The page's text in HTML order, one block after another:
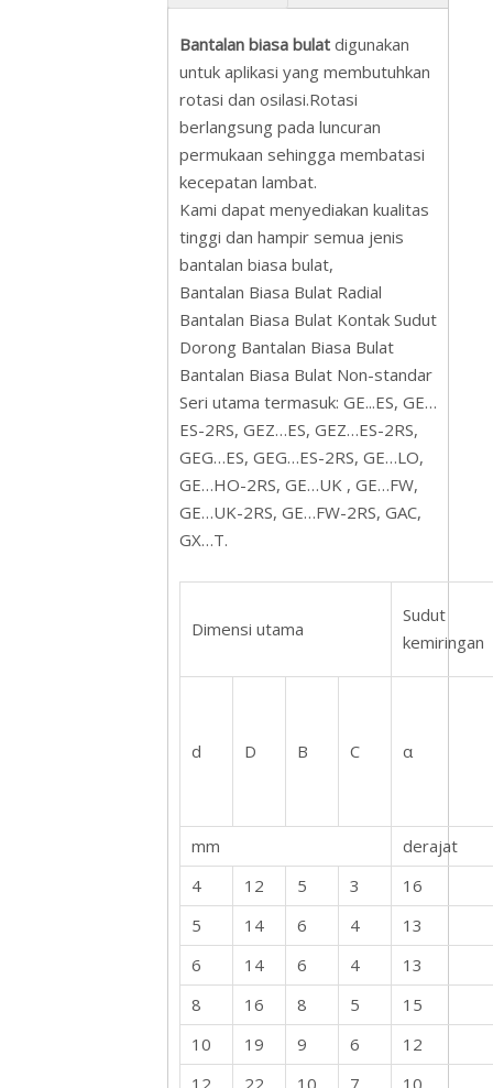
Bantalan biasa bulat digunakan
untuk aplikasi yang membutuhkan
rotasi dan osilasi.Rotasi
berlangsung pada luncuran
permukaan sehingga membatasi
kecepatan lambat.
Kami dapat menyediakan kualitas
tinggi dan hampir semua jenis
bantalan biasa bulat,
Bantalan Biasa Bulat Radial
Bantalan Biasa Bulat Kontak Sudut
Dorong Bantalan Biasa Bulat
Bantalan Biasa Bulat Non-standar
Seri utama termasuk: GE...ES, GE…
ES-2RS, GEZ…ES, GEZ…ES-2RS,
GEG…ES, GEG…ES-2RS, GE…LO,
GE…HO-2RS, GE…UK , GE…FW,
GE…UK-2RS, GE…FW-2RS, GAC,
GX…T.
Dimensi utama
Sudut
kemiringan
d D B C α
mm
derajat
4
12 5 3
16
5
14 6 4
13
6
14 6 4
13
8
16 8 5
15
10
19 9 6
12
12
22 10 7 10